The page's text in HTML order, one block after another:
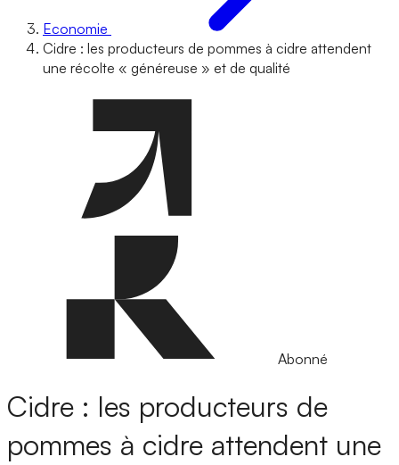
Economie
Cidre : les producteurs de pommes à cidre attendent
une récolte « généreuse » et de qualité
Abonné
Cidre : les producteurs de
pommes à cidre attendent une